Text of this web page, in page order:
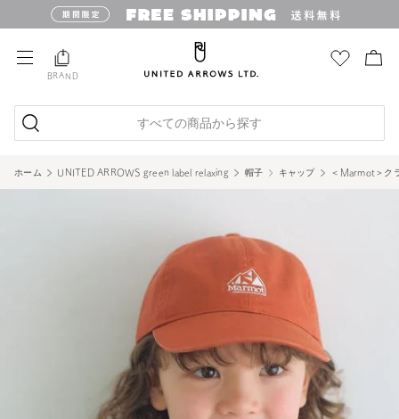
BRAND
すべての商品から探す
ホーム UNITED ARROWS green label relaxing 帽子 キャップ ＜Marmot＞ク